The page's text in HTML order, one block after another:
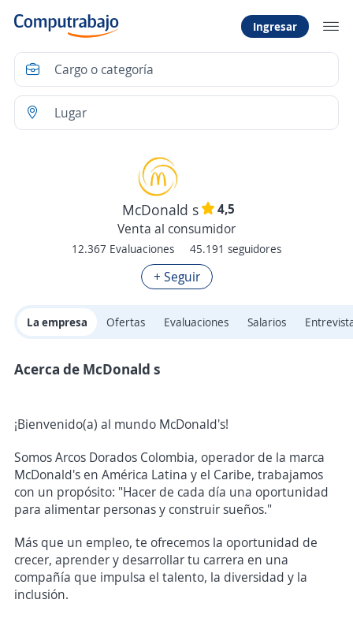
Ingresar
McDonald s
4,5
Venta al consumidor
12.367 Evaluaciones 45.191 seguidores
+ Seguir
La empresa Ofertas Evaluaciones Salarios
Acerca de McDonald s
¡Bienvenido(a) al mundo McDonald's!
Somos Arcos Dorados Colombia, operador de la marca
McDonald's en América Latina y el Caribe, trabajamos
con un propósito: "Hacer de cada día una oportunidad
para alimentar personas y construir sueños."
Más que un empleo, te ofrecemos la oportunidad de
crecer, aprender y desarrollar tu carrera en una
compañía que impulsa el talento, la diversidad y la
inclusión.